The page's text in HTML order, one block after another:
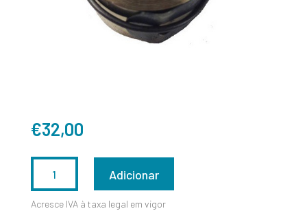
€32,00
DE
Adicionar
Acresce IVA à taxa legal em vigor